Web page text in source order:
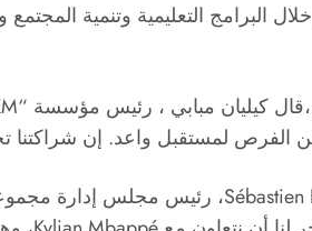
البرامج التعليمية وتنمية
الفرص لمستقبل واعد. إن شراكتنا